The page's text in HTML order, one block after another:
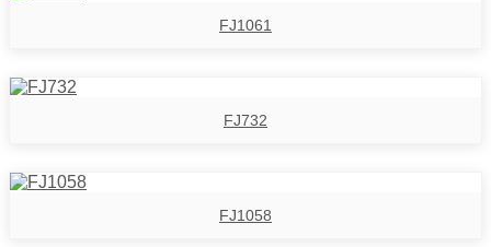
FJ1061
FJ732
FJ1058